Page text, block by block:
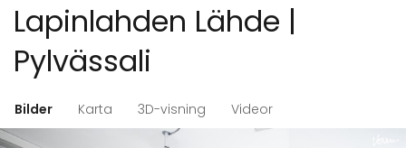
Lägg till din lokal
Lapinlahden Lähde |
Pylvässali
Bilder Karta 3D-visning Videor